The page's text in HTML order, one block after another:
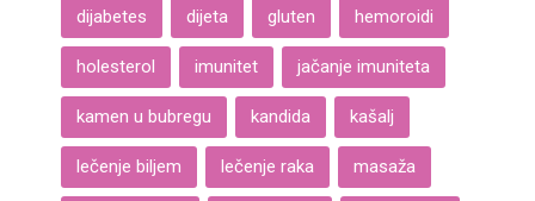
dijabetes dijeta gluten hemoroidi
holesterol imunitet jačanje imuniteta
kamen u bubregu kandida kašalj
lečenje biljem lečenje raka masaža